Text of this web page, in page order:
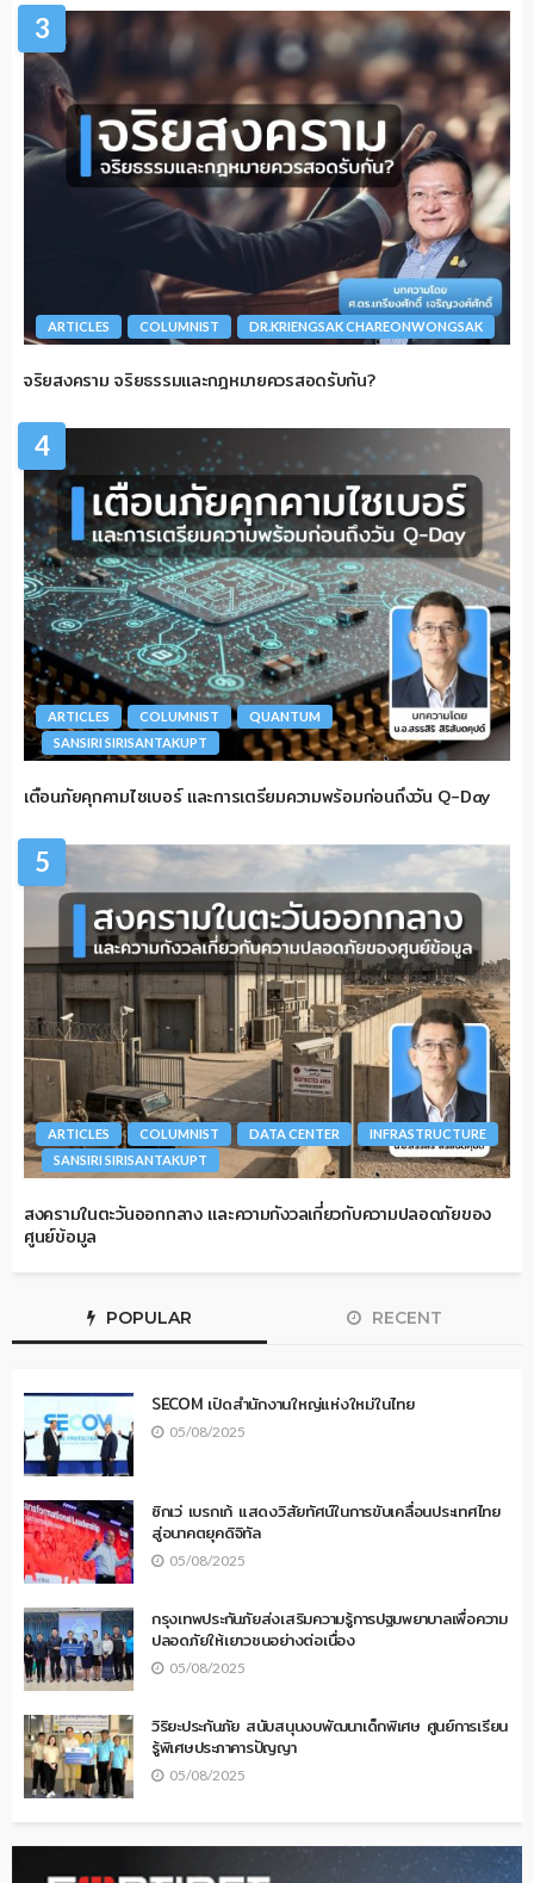
3
ARTICLES COLUMNIST DR.KRIENGSAK CHAREONWONGSAK
จริยสงคราม จริยธรรมและกฎหมายควรสอดรับกัน?
4
ARTICLES COLUMNIST
QUANTUM
SANSIRI SIRISANTAKUPT
เตือนภัยคุกคามไซเบอร์ และการเตรียมความพร้อมก่อนถึงวัน Q-Day
5
ARTICLES COLUMNIST DATA CENTER
INFRASTRUCTURE
SANSIRI SIRISANTAKUPT
สงครามในตะวันออกกลาง และความกังวลเกี่ยวกับความปลอดภัยของ
ศูนย์ข้อมูล
POPULAR RECENT
SECOM เปิดสำนักงานใหญ่แห่งใหม่ในไทย
05/08/2025
ซิกเว่ เบรกเก้ แสดงวิสัยทัศน์ในการขับเคลื่อนประเทศไทย
สู่อนาคตยุคดิจิทัล
05/08/2025
กรุงเทพประกันภัยส่งเสริมความรู้การปฐมพยาบาลเพื่อความ
ปลอดภัยให้เยาวชนอย่างต่อเนื่อง
05/08/2025
วิริยะประกันภัย สนับสนุนงบพัฒนาเด็กพิเศษ ศูนย์การเรียน
รู้พิเศษประภาคารปัญญา
05/08/2025